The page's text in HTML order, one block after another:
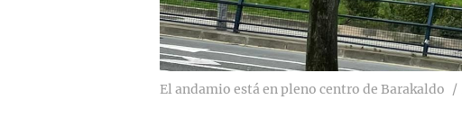
El andamio está en pleno centro de Barakaldo